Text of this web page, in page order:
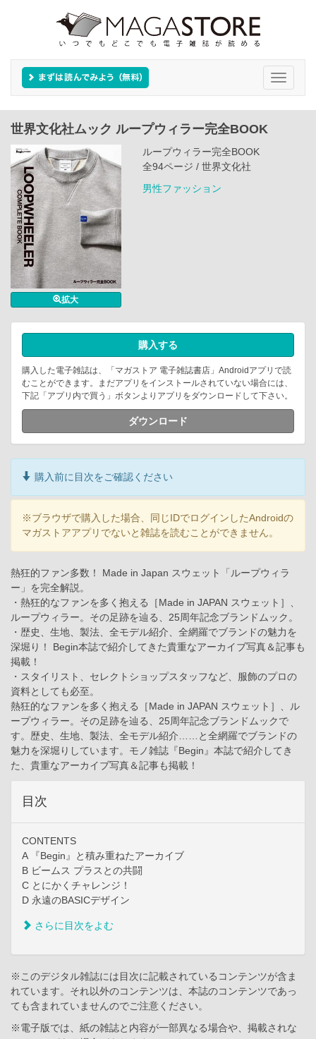
Toggle
世界文化社ムック ループウィラー完全BOOK
拡大
ループウィラー完全BOOK
全94ページ / 世界文化社
男性ファッション
購入する
購入した電子雑誌は、「マガストア 電子雑誌書店」Androidアプリで読
むことができます。まだアプリをインストールされていない場合には、
下記「アプリ内で買う」ボタンよりアプリをダウンロードして下さい。
ダウンロード
購入前に目次をご確認ください
※ブラウザで購入した場合、同じIDでログインしたAndroidの
マガストアアプリでないと雑誌を読むことができません。
熱狂的ファン多数！ Made in Japan スウェット「ループウィラ
ー」を完全解説。
・熱狂的なファンを多く抱える［Made in JAPAN スウェット］、
ループウィラー。その足跡を辿る、25周年記念ブランドムック。
・歴史、生地、製法、全モデル紹介、全網羅でブランドの魅力を
深堀り！ Begin本誌で紹介してきた貴重なアーカイブ写真＆記事も
掲載！
・スタイリスト、セレクトショップスタッフなど、服飾のプロの
資料としても必至。
熱狂的なファンを多く抱える［Made in JAPAN スウェット］、ル
ープウィラー。その足跡を辿る、25周年記念ブランドムックで
す。歴史、生地、製法、全モデル紹介……と全網羅でブランドの
魅力を深堀りしています。モノ雑誌『Begin』本誌で紹介してき
た、貴重なアーカイブ写真＆記事も掲載！
目次
CONTENTS
A 『Begin』と積み重ねたアーカイブ
B ビームス プラスとの共闘
C とにかくチャレンジ！
D 永遠のBASICデザイン
さらに目次をよむ
※このデジタル雑誌には目次に記載されているコンテンツが含ま
れています。それ以外のコンテンツは、本誌のコンテンツであっ
ても含まれていませんのでご注意ください。
※電子版では、紙の雑誌と内容が一部異なる場合や、掲載されな